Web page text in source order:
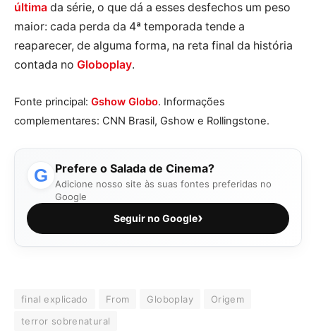
última da série, o que dá a esses desfechos um peso
maior: cada perda da 4ª temporada tende a
reaparecer, de alguma forma, na reta final da história
contada no Globoplay.
Fonte principal: Gshow Globo. Informações
complementares: CNN Brasil, Gshow e Rollingstone.
G Prefere o Salada de Cinema?
Adicione nosso site às suas fontes preferidas no
Google
Seguir no Google›
final explicado From Globoplay
Origem
terror sobrenatural